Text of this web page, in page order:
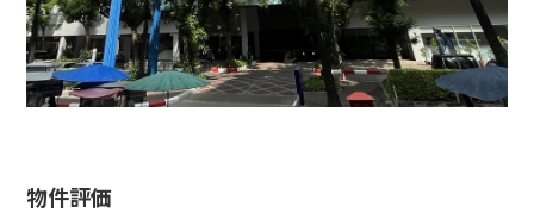
物件評価